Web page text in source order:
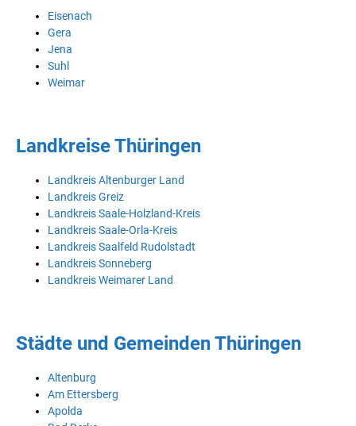
Eisenach
Gera
Jena
Suhl
Weimar
Landkreise Thüringen
Landkreis Altenburger Land
Landkreis Greiz
Landkreis Saale-Holzland-Kreis
Landkreis Saale-Orla-Kreis
Landkreis Saalfeld Rudolstadt
Landkreis Sonneberg
Landkreis Weimarer Land
Städte und Gemeinden Thüringen
Altenburg
Am Ettersberg
Apolda